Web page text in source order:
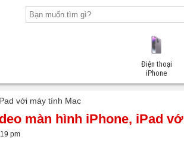
Điện thoại
iPhone
với máy tính Mac
màn hình iPhone, iPad
pm